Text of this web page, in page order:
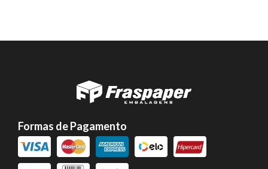
Formas de Pagamento